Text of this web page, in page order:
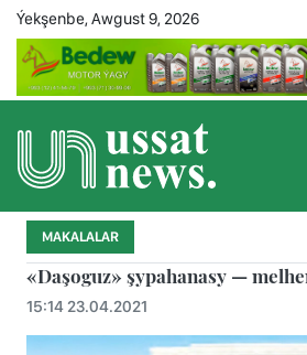
Ýekşenbe, Awgust 9, 2026
MAKALALAR
«Daşoguz» şypahanasy —
15:14 23.04.2021